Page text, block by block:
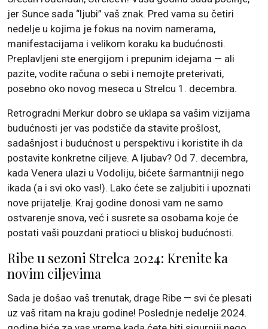
jer Sunce sada “ljubi” vaš znak. Pred vama su četiri
nedelje u kojima je fokus na novim namerama,
manifestacijama i velikom koraku ka budućnosti.
Preplavljeni ste energijom i prepunim idejama — ali
pazite, vodite računa o sebi i nemojte preterivati,
posebno oko novog meseca u Strelcu 1. decembra.
Retrogradni Merkur dobro se uklapa sa vašim vizijama
budućnosti jer vas podstiče da stavite prošlost,
sadašnjost i budućnost u perspektivu i koristite ih da
postavite konkretne ciljeve. A ljubav? Od 7. decembra,
kada Venera ulazi u Vodoliju, bićete šarmantniji nego
ikada (a i svi oko vas!). Lako ćete se zaljubiti i upoznati
nove prijatelje. Kraj godine donosi vam ne samo
ostvarenje snova, već i susrete sa osobama koje će
postati vaši pouzdani pratioci u bliskoj budućnosti.
Ribe u sezoni Strelca 2024: Krenite ka
novim ciljevima
Sada je došao vaš trenutak, drage Ribe — svi će plesati
uz vaš ritam na kraju godine! Poslednje nedelje 2024.